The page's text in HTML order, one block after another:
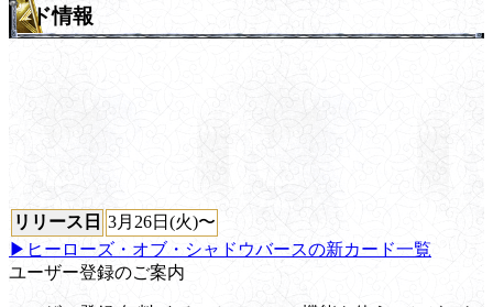
ド情報
リリース日 3月26日(火)〜
▶ヒーローズ・オブ・シャドウバースの新カード一覧
ユーザー登録のご案内